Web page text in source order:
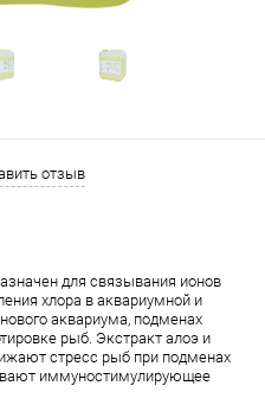
отзыв
для связывания ионов
хлора в аквариумной и
аквариума, подменах
рыб. Экстракт алоэ и
стресс рыб при подменах
иммуностимулирующее